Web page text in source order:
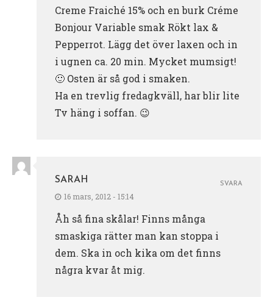
Creme Fraiché 15% och en burk Créme
Bonjour Variable smak Rökt lax &
Pepperrot. Lägg det över laxen och in
i ugnen ca. 20 min. Mycket mumsigt!
🙂 Osten är så god i smaken.
Ha en trevlig fredagkväll, har blir lite
Tv häng i soffan. 😉
SARAH
16 mars, 2012 - 15:14
Åh så fina skålar! Finns många
smaskiga rätter man kan stoppa i
dem. Ska in och kika om det finns
några kvar åt mig.
SVARA